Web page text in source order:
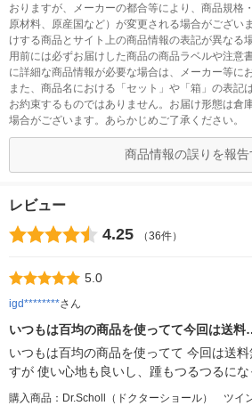
おりますが、メーカーの都合等により、商品規格
原材料、原産国など）が変更される場合がござい
けする商品とサイト上の商品情報の表記が異なる
用前には必ずお届けした商品の商品ラベルや注意
に詳細な商品情報が必要な場合は、メーカー等に
また、商品名における「セット」や「箱」の表記
お約束するものではありません。お届け形態は倉
場合がございます。あらかじめご了承ください。
商品情報の誤りを報告
レビュー
4.25 （36件）
5.0
igd********さん
いつもは百均の商品を使ってて今回は送
いつもは百均の商品を使ってて 今回は送
すが 使い心地も良いし、踵もつるつるにな
購入商品：Dr.Scholl（ドクターショール） ツ